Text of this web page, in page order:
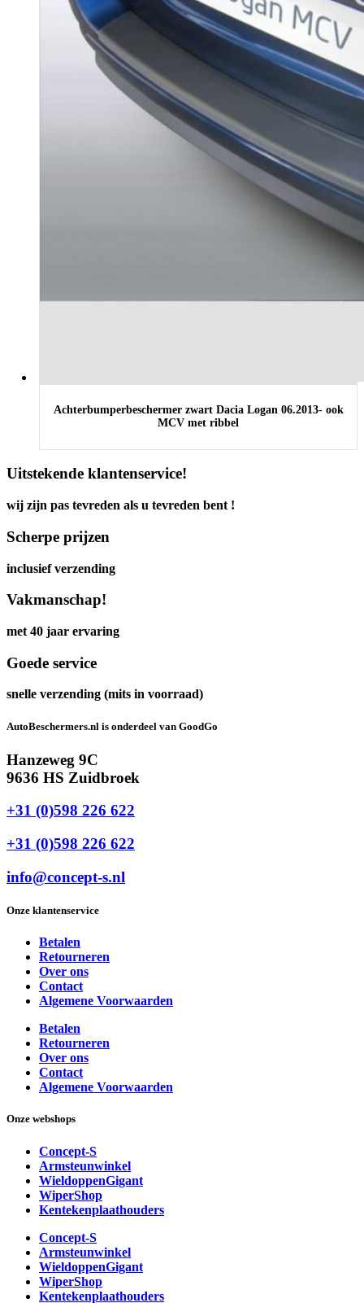
Achterbumperbeschermer zwart Dacia Logan 06.2013- ook
MCV met ribbel
Uitstekende klantenservice!
wij zijn pas tevreden als u tevreden bent !
Scherpe prijzen
inclusief verzending
Vakmanschap!
met 40 jaar ervaring
Goede service
snelle verzending (mits in voorraad)
AutoBeschermers.nl is onderdeel van GoodGo
Hanzeweg 9C
9636 HS Zuidbroek
+31 (0)598 226 622
+31 (0)598 226 622
info@concept-s.nl
Onze klantenservice
Betalen
Retourneren
Over ons
Contact
Algemene Voorwaarden
Betalen
Retourneren
Over ons
Contact
Algemene Voorwaarden
Onze webshops
Concept-S
Armsteunwinkel
WieldoppenGigant
WiperShop
Kentekenplaathouders
Concept-S
Armsteunwinkel
WieldoppenGigant
WiperShop
Kentekenplaathouders